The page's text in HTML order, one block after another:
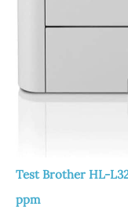
Test Brother HL-
ppm